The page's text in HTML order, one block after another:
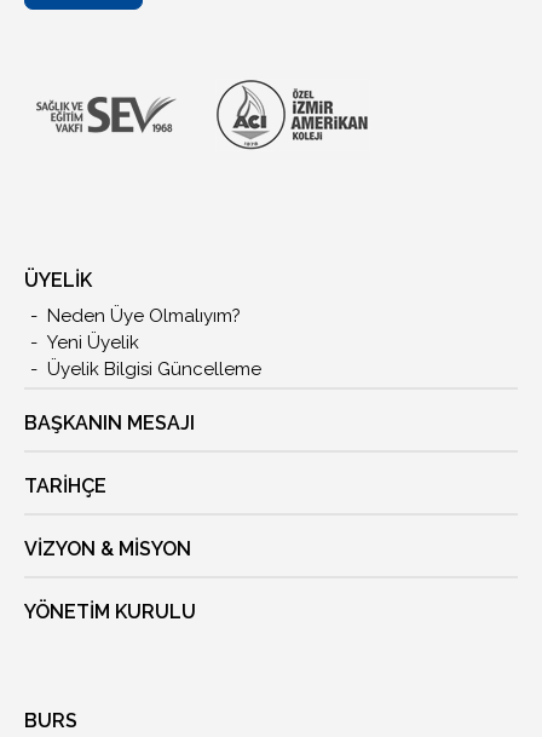
ÜYELİK
Neden Üye Olmalıyım?
Yeni Üyelik
Üyelik Bilgisi Güncelleme
BAŞKANIN MESAJI
TARIHÇE
VIZYON & MISYON
YÖNETIM KURULU
BURS